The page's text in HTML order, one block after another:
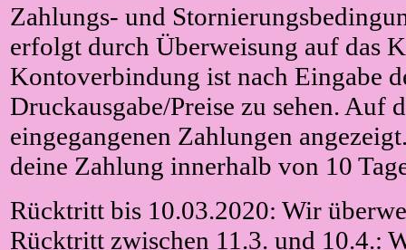
Zahlungs- und
erfolgt durch Überweisung auf das
Kontoverbindung ist nach Eingabe
Druckausgabe/Preise zu sehen. Auf
eingegangenen Zahlungen
deine Zahlung innerhalb von 10
Rücktritt bis 10.03.2020: Wir
Rücktritt zwischen 11.3. und 10.4.: